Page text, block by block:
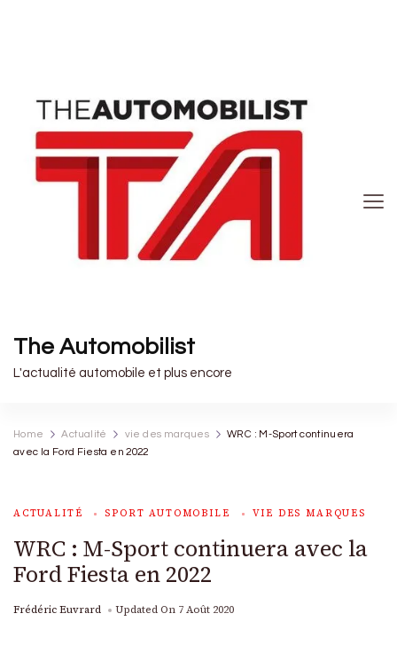
The Automobilist
L'actualité automobile et plus encore
Home Actualité vie des marques
WRC : M-Sport continuera
avec la Ford Fiesta en 2022
ACTUALITÉ SPORT AUTOMOBILE VIE DES MARQUES
WRC : M-Sport continuera avec la
Ford Fiesta en 2022
Frédéric Euvrard Updated On 7 Août 2020